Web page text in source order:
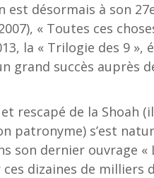
désormais à son
« Toutes ces
la « Trilogie des 9
succès auprès
rescapé de la Shoah
patronyme) s’est
son dernier ouvrage
dizaines de milliers